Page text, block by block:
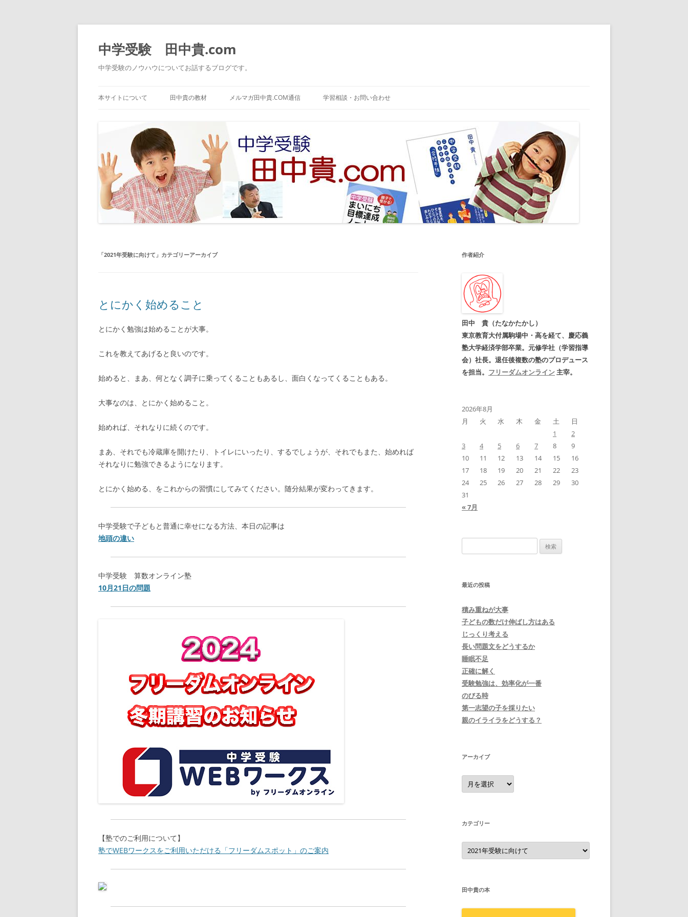
中学受験 田中貴.com
中学受験のノウハウについてお話するブログです。
ン
テ
本サイトについて 田中貴の教材 メルマガ田中貴.COM通信 学習相談・お問い合わせ
「2021年受験に向けて 」カテゴリーアーカイブ
とにかく始めること
とにかく勉強は始めることが大事。
これを教えてあげると良いのです。
始めると、まあ、何となく調子に乗ってくることもあるし、面白くなってくることもある。
大事なのは、とにかく始めること。
始めれば、それなりに続くのです。
まあ、それでも冷蔵庫を開けたり、トイレにいったり、するでしょうが、それでもまた、始めれば
それなりに勉強できるようになります。
とにかく始める、をこれからの習慣にしてみてください。随分結果が変わってきます。
中学受験で子どもと普通に幸せになる方法、本日の記事は
地頭の違い
中学受験 算数オンライン塾
10月21日の問題
【塾でのご利用について】
塾でWEBワークスをご利用いただける「フリーダムスポット」のご案内
作者紹介
田中 貴（たなかたかし）
東京教育大付属駒場中・高を経て、慶応義
塾大学経済学部卒業。元修学社（学習指導
会）社長。退任後複数の塾のプロデュース
を担当。 フリーダムオンライン主宰。
2026年8月
月
火 水 木 金 土
日
1
2
3
4 5 6 7 8
9
10
11 12 13 14 15
16
17
18 19 20 21 22
23
24
25 26 27 28 29
30
31
« 7月
索:
最近の投稿
積み重ねが大事
子どもの数だけ伸ばし方はある
じっくり考える
長い問題文をどうするか
睡眠不足
正確に解く
受験勉強は、効率化が一番
のびる時
第一志望の子を採りたい
親のイライラをどうする？
アーカイブ
ア
ー
カ
カテゴリー
カ
テ
ゴ
田中貴の本